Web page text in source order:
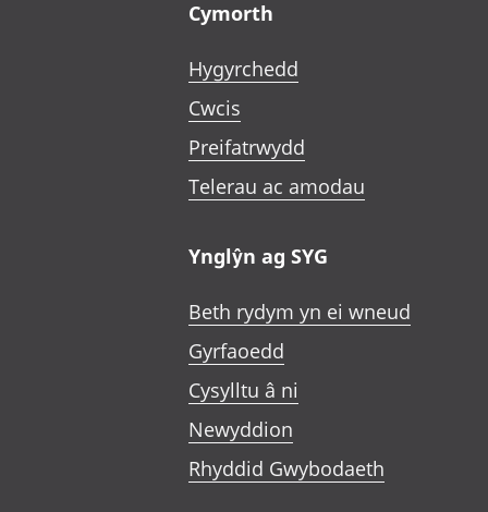
Cymorth
Hygyrchedd
Cwcis
Preifatrwydd
Telerau ac amodau
Ynglŷn ag SYG
Beth rydym yn ei wneud
Gyrfaoedd
Cysylltu â ni
Newyddion
Rhyddid Gwybodaeth